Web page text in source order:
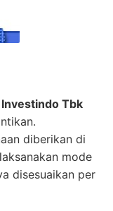
Tbk
diberikan di
mode
disesuaikan per